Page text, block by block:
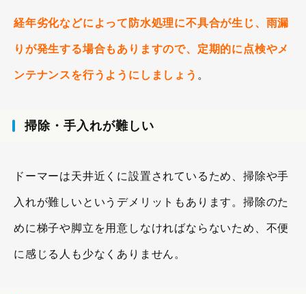
経年劣化などによって防水処理に不具合が生じ、雨漏
りが発生する場合もありますので、定期的に点検やメ
ンテナンスを行うようにしましょう 。
掃除・手入れが難しい
ドーマーは天井近くに設置されているため、掃除や手
入れが難しいというデメリットもあります。掃除のた
めに梯子や脚立を用意しなければならないため、不便
に感じる人も少なくありません。